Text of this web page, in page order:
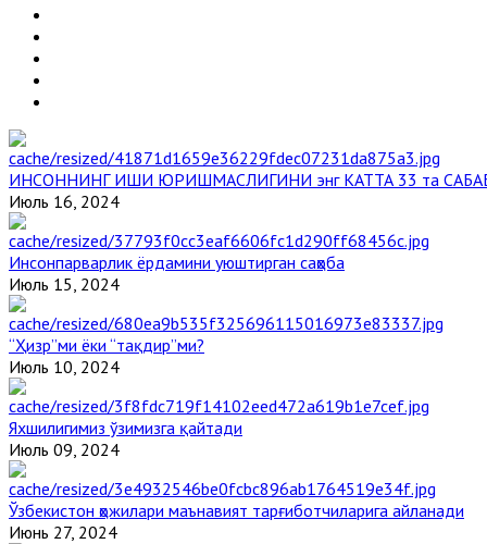
ИНСОННИНГ ИШИ ЮРИШМАСЛИГИНИ энг КАТТА 33 та
Июль 16, 2024
Инсонпарварлик ёрдамини уюштирган саҳоба
Июль 15, 2024
“Ҳизр”ми ёки “тақдир”ми?
Июль 10, 2024
Яхшилигимиз ўзимизга қайтади
Июль 09, 2024
Ўзбекистон ҳожилари маънавият тарғиботчиларига айланади
Июнь 27, 2024